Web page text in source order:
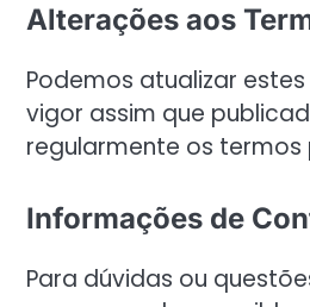
Alterações aos
Podemos atualizar
vigor assim que
regularmente os
Informações de
Para dúvidas ou